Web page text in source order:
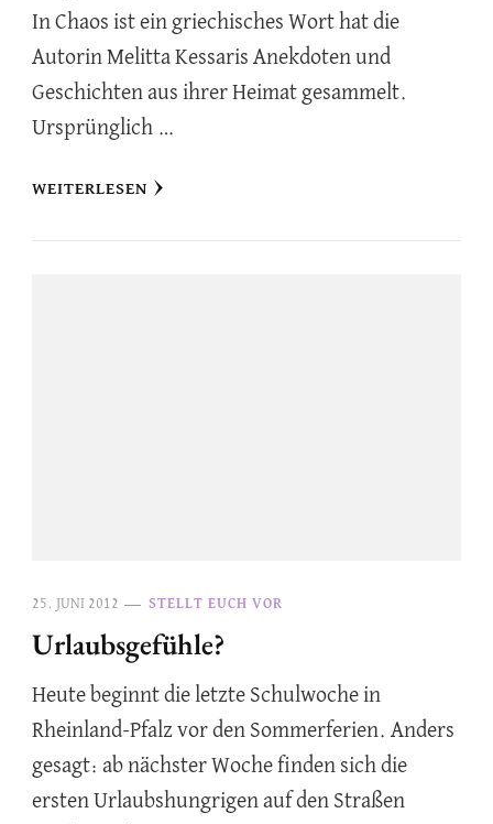
In Chaos ist ein griechisches Wort hat die
Autorin Melitta Kessaris Anekdoten und
Geschichten aus ihrer Heimat gesammelt.
Ursprünglich …
WEITERLESEN
25. JUNI 2012 STELLT EUCH VOR
Urlaubsgefühle?
Heute beginnt die letzte Schulwoche in
Rheinland-Pfalz vor den Sommerferien. Anders
gesagt: ab nächster Woche finden sich die
ersten Urlaubshungrigen auf den Straßen